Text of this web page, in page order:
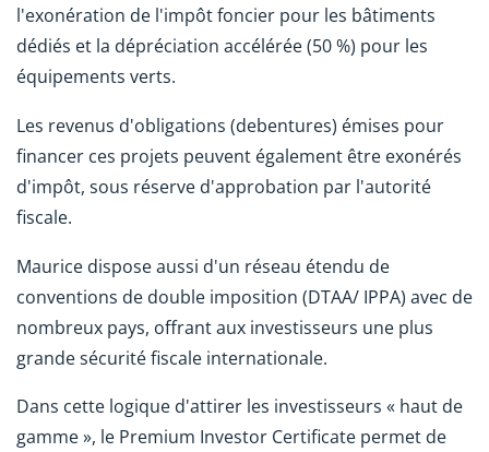
l'exonération de l'impôt foncier pour les bâtiments
dédiés et la dépréciation accélérée (50 %) pour les
équipements verts.
Les revenus d'obligations (debentures) émises pour
financer ces projets peuvent également être exonérés
d'impôt, sous réserve d'approbation par l'autorité
fiscale.
Maurice dispose aussi d'un réseau étendu de
conventions de double imposition (DTAA/ IPPA) avec de
nombreux pays, offrant aux investisseurs une plus
grande sécurité fiscale internationale.
Dans cette logique d'attirer les investisseurs « haut de
gamme », le Premium Investor Certificate permet de